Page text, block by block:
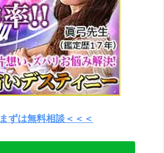
ずは無料相談＜＜＜